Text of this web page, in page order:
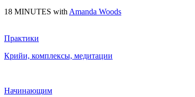
18 MINUTES with Amanda Woods
Практики
Крийи, комплексы, медитации
Начинающим